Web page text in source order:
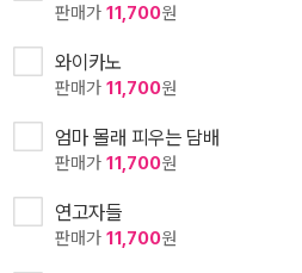
판매가 11,700원
와이카노
판매가 11,700원
엄마 몰래 피우는 담배
판매가 11,700원
연고자들
판매가 11,700원